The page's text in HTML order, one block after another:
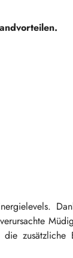
zusätzliche